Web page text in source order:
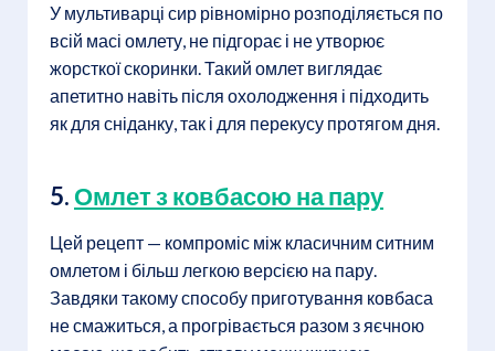
У мультиварці сир рівномірно розподіляється по
всій масі омлету, не підгорає і не утворює
жорсткої скоринки. Такий омлет виглядає
апетитно навіть після охолодження і підходить
як для сніданку, так і для перекусу протягом дня.
5. Омлет з ковбасою на пару
Цей рецепт — компроміс між класичним ситним
омлетом і більш легкою версією на пару.
Завдяки такому способу приготування ковбаса
не смажиться, а прогрівається разом з яєчною